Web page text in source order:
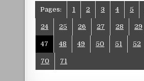
Pages: 1 2 3 4 5
24 25 26 27 28 29
47 48 49 50 51 52
70 71